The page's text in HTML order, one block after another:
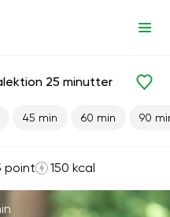
25 minutter
45 min 60 min 90
point 150 kcal